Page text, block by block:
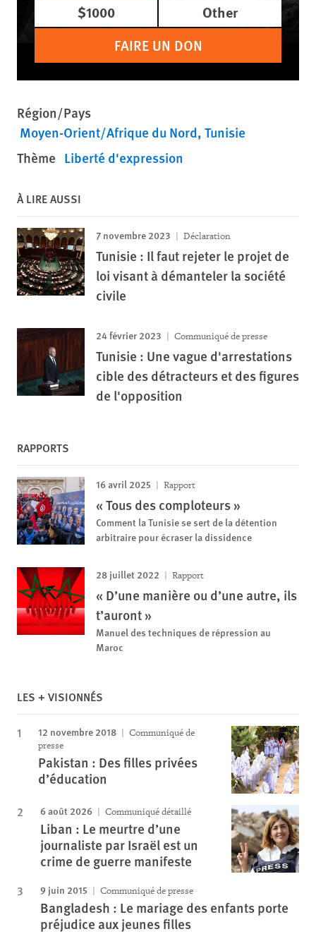
$1000
Other
FAIRE UN DON
Région/Pays
Moyen-Orient/Afrique du Nord Tunisie
Thème Liberté d'expression
À LIRE AUSSI
7 novembre 2023 Déclaration
Tunisie : Il faut rejeter le projet de
loi visant à démanteler la société
civile
24 février 2023 Communiqué de presse
Tunisie : Une vague d'arrestations
cible des détracteurs et des figures
de l'opposition
RAPPORTS
16 avril 2025 Rapport
« Tous des comploteurs »
Comment la Tunisie se sert de la détention
arbitraire pour écraser la dissidence
28 juillet 2022 Rapport
« D’une manière ou d’une autre, ils
t’auront »
Manuel des techniques de répression au
Maroc
LES + VISIONNÉS
12 novembre 2018
Communiqué de
presse
Pakistan : Des filles privées
d’éducation
6 août 2026 Communiqué détaillé
Liban : Le meurtre d’une
journaliste par Israël est un
crime de guerre manifeste
9 juin 2015 Communiqué de presse
Bangladesh : Le mariage des enfants porte
préjudice aux jeunes filles